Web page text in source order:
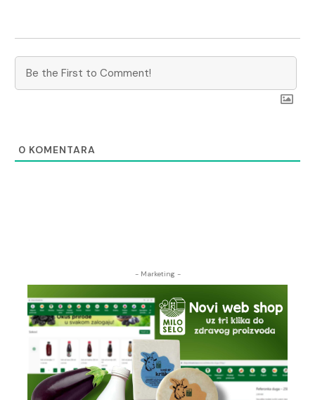
0 KOMENTARA
- Marketing -